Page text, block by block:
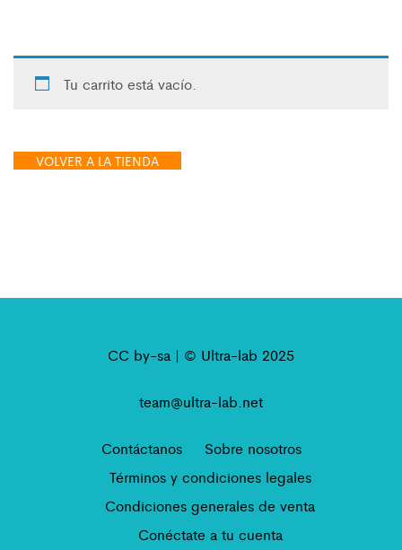
Tu carrito está vacío.
VOLVER A LA TIENDA
CC by-sa | © Ultra-lab 2025
team@ultra-lab.net
Contáctanos
Sobre nosotros
Términos y condiciones legales
Condiciones generales de venta
Conéctate a tu cuenta